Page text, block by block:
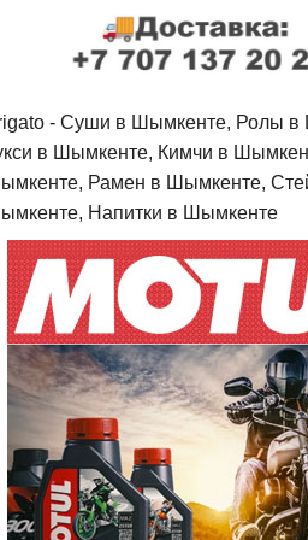
- Cуши в Шымкенте, Ролы в
в Шымкенте, Кимчи в
Рамен в Шымкенте,
Напитки в Шымкенте